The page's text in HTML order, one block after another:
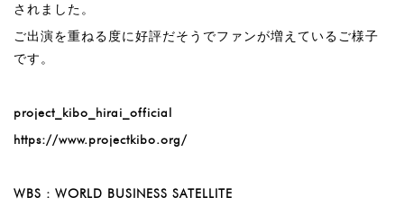
されました。
ご出演を重ねる度に好評だそうでファンが増えているご様子
です。
project_kibo_hirai_official
https://www.projectkibo.org/
WBS : WORLD BUSINESS SATELLITE